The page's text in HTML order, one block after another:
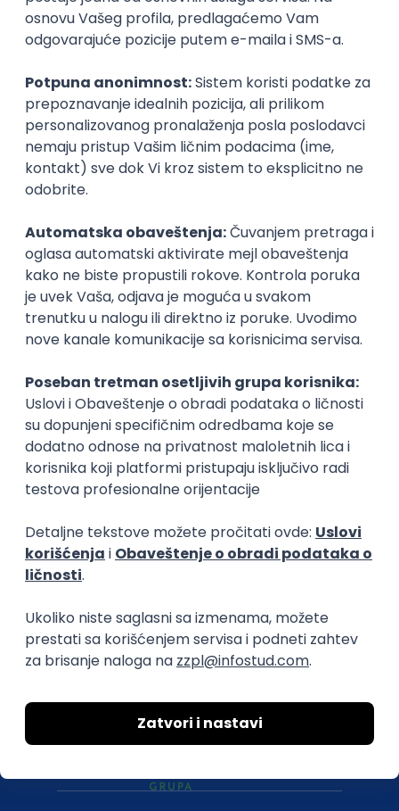
2 3
Istaknuti poslodavci
Okupljamo IT zajednicu, podižemo
transparentnost domaćeg IT tržišta rada i
O nama
Za poslodavce
Uslovi korišćenja
Uklonjeni profili poslodavaca
Za medije
Kontakt
Druželjubivi smo!